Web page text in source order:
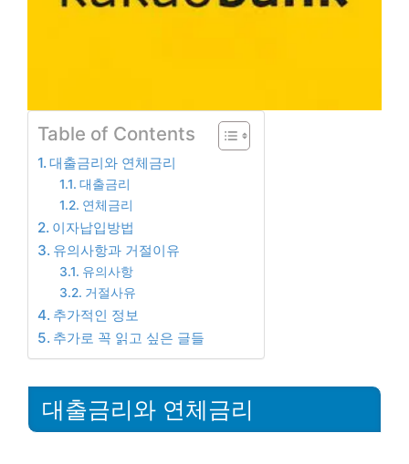
Table of Contents
대출금리와 연체금리
대출금리
연체금리
이자납입방법
유의사항과 거절이유
유의사항
거절사유
추가적인 정보
추가로 꼭 읽고 싶은 글들
대출금리와 연체금리